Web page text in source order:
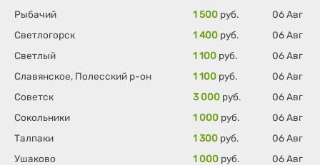
Рыбачий
1 500 руб.
06 Авг
Светлогорск
1 400 руб.
06 Авг
Светлый
1 100 руб.
06 Авг
Славянское, Полесский р-он
1 100 руб.
06 Авг
Советск
3 000 руб.
06 Авг
Сокольники
1 000 руб.
06 Авг
Талпаки
1 300 руб.
06 Авг
Ушаково
1 000 руб.
06 Авг